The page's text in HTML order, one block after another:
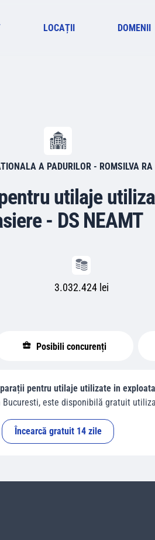
LOCAȚII DOMENII
A PADURILOR - ROMSILVA RA
utilaje
- DS NEAMT
3.032.424 lei
Posibili concurenți
pentru utilaje utilizate in
Bucuresti, este disponibilă gratuit
Încearcă gratuit 14 zile